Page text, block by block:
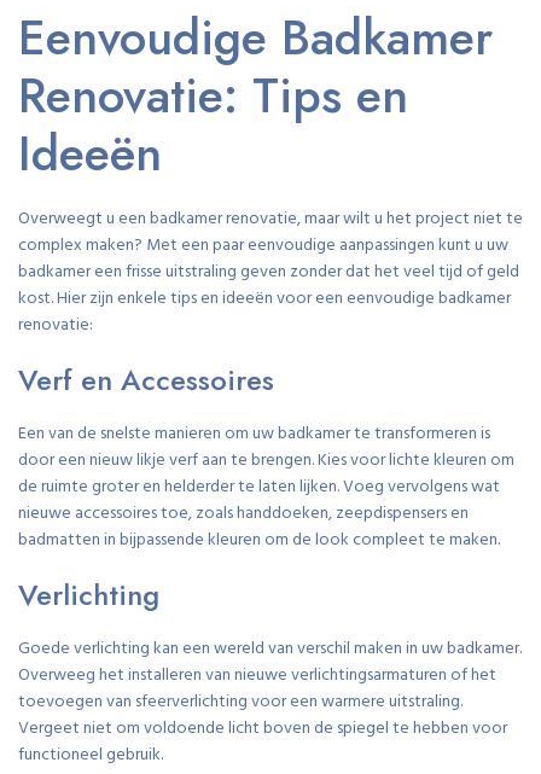
Eenvoudige Badkamer
Renovatie: Tips en
Ideeën
Overweegt u een badkamer renovatie, maar wilt u het project niet te
complex maken? Met een paar eenvoudige aanpassingen kunt u uw
badkamer een frisse uitstraling geven zonder dat het veel tijd of geld
kost. Hier zijn enkele tips en ideeën voor een eenvoudige badkamer
renovatie:
Verf en Accessoires
Een van de snelste manieren om uw badkamer te transformeren is
door een nieuw likje verf aan te brengen. Kies voor lichte kleuren om
de ruimte groter en helderder te laten lijken. Voeg vervolgens wat
nieuwe accessoires toe, zoals handdoeken, zeepdispensers en
badmatten in bijpassende kleuren om de look compleet te maken.
Verlichting
Goede verlichting kan een wereld van verschil maken in uw badkamer.
Overweeg het installeren van nieuwe verlichtingsarmaturen of het
toevoegen van sfeerverlichting voor een warmere uitstraling.
Vergeet niet om voldoende licht boven de spiegel te hebben voor
functioneel gebruik.